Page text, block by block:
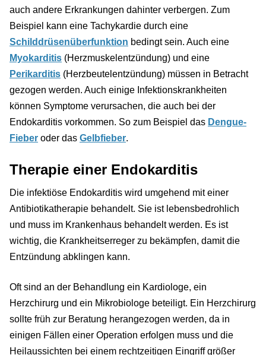
auch andere Erkrankungen dahinter verbergen. Zum
Beispiel kann eine Tachykardie durch eine
Schilddrüsenüberfunktion bedingt sein. Auch eine
Myokarditis (Herzmuskelentzündung) und eine
Perikarditis (Herzbeutelentzündung) müssen in Betracht
gezogen werden. Auch einige Infektionskrankheiten
können Symptome verursachen, die auch bei der
Endokarditis vorkommen. So zum Beispiel das Dengue-
Fieber oder das Gelbfieber.
Therapie einer Endokarditis
Die infektiöse Endokarditis wird umgehend mit einer
Antibiotikatherapie behandelt. Sie ist lebensbedrohlich
und muss im Krankenhaus behandelt werden. Es ist
wichtig, die Krankheitserreger zu bekämpfen, damit die
Entzündung abklingen kann.
Oft sind an der Behandlung ein Kardiologe, ein
Herzchirurg und ein Mikrobiologe beteiligt. Ein Herzchirurg
sollte früh zur Beratung herangezogen werden, da in
einigen Fällen einer Operation erfolgen muss und die
Heilaussichten bei einem rechtzeitigen Eingriff größer